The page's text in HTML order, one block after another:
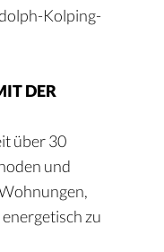
Kolping-
DER
über 30
und
zu